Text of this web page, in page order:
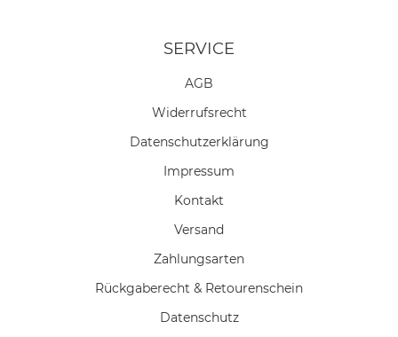
SERVICE
AGB
Widerrufs­recht
Daten­schutz­erklärung
Impressum
Kontakt
Versand
Zahlungsarten
Rückgaberecht & Retourenschein
Datenschutz